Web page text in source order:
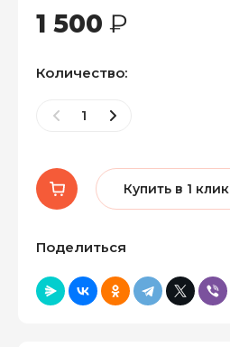
1 500 ₽
Количество:
Купить в 1 клик
Поделиться